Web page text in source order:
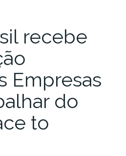
recebe
Empresas
do
to